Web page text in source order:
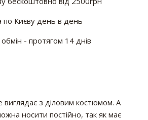
по Києву день в день
- протягом 14 днів
виглядає з діловим костюмом. А
носити постійно, так як має